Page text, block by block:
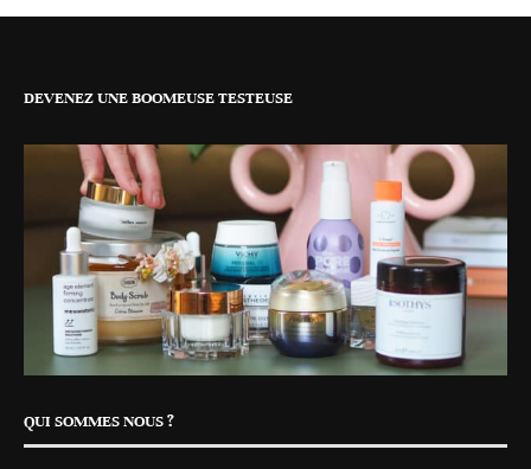
DEVENEZ UNE BOOMEUSE TESTEUSE
QUI SOMMES NOUS ?